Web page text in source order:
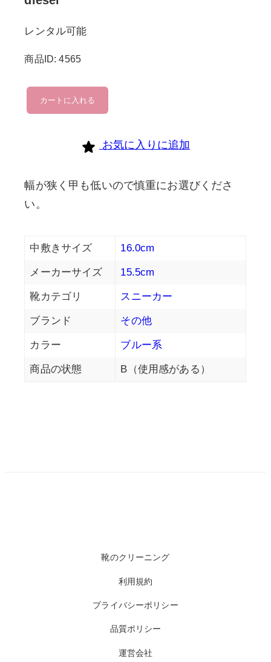
レンタル可能
商品ID: 4565
diesel
個
カートに入れる
お気に入りに追加
幅が狭く甲も低いので慎重にお選びくださ
い。
中敷きサイズ 16.0cm
メーカーサイズ 15.5cm
靴カテゴリ スニーカー
ブランド その他
カラー ブルー系
商品の状態 B（使用感がある）
靴のクリーニング
利用規約
プライバシーポリシー
品質ポリシー
運営会社